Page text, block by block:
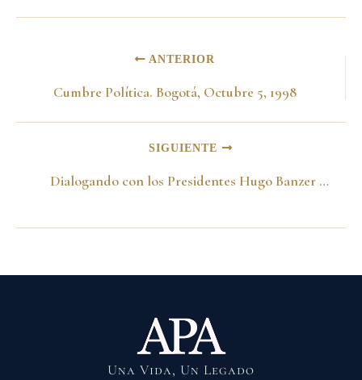
ANTERIOR
Cumbre Política. Bogotá, Octubre 5, 1998
SIGUIENTE
Dialogando con los Presidentes Hugo Banzer y Rafael Caldera. Bogotá, Agosto 7, 1998
Una Vida, Un Legado